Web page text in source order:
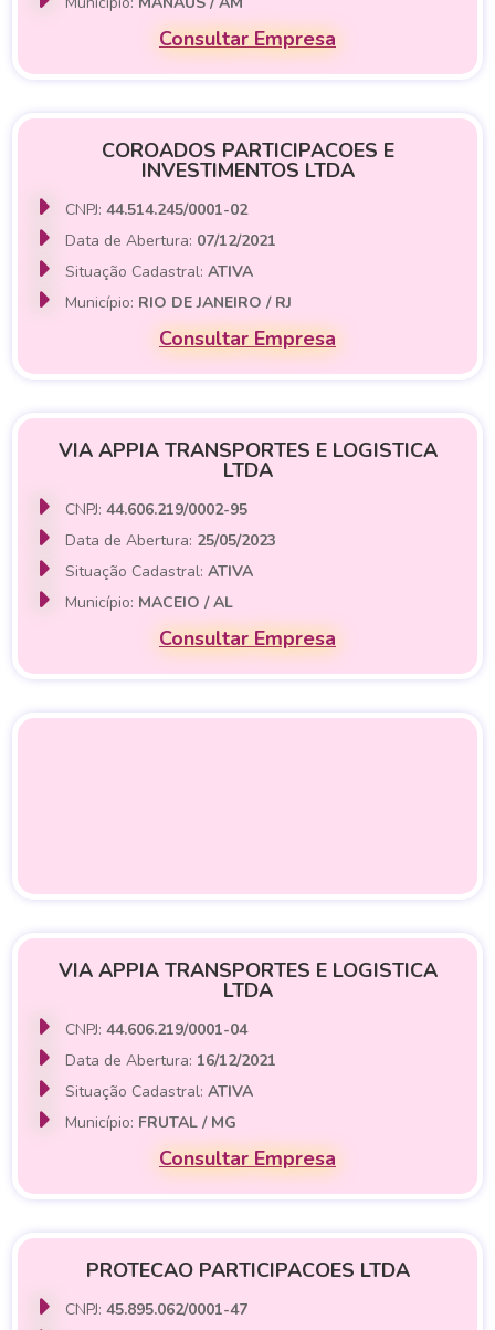
Consultar Empresa
COROADOS PARTICIPACOES E
INVESTIMENTOS LTDA
CNPJ:44.514.245/0001-02
Data de Abertura: 07/12/2021
Situação Cadastral:ATIVA
Município: RIO DE JANEIRO / RJ
Consultar Empresa
VIA APPIA TRANSPORTES E LOGISTICA
LTDA
CNPJ:44.606.219/0002-95
Data de Abertura: 25/05/2023
Situação Cadastral:ATIVA
Município: MACEIO / AL
Consultar Empresa
VIA APPIA TRANSPORTES E LOGISTICA
LTDA
CNPJ:44.606.219/0001-04
Data de Abertura: 16/12/2021
Situação Cadastral:ATIVA
Município: FRUTAL / MG
Consultar Empresa
PROTECAO PARTICIPACOES LTDA
CNPJ:45.895.062/0001-47